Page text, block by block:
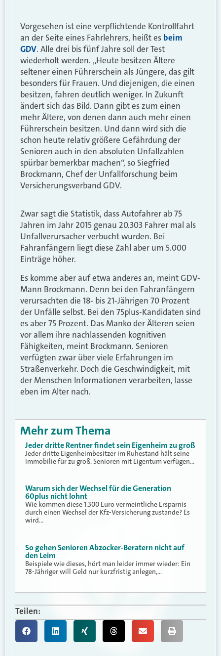
Vorgesehen ist eine verpflichtende Kontrollfahrt
an der Seite eines Fahrlehrers, heißt es beim
GDV. Alle drei bis fünf Jahre soll der Test
wiederholt werden. „Heute besitzen Ältere
seltener einen Führerschein als Jüngere, das gilt
besonders für Frauen. Und diejenigen, die einen
besitzen, fahren deutlich weniger. In Zukunft
ändert sich das Bild. Dann gibt es zum einen
mehr Ältere, von denen dann auch mehr einen
Führerschein besitzen. Und dann wird sich die
schon heute relativ größere Gefährdung der
Senioren auch in den absoluten Unfallzahlen
spürbar bemerkbar machen“, so Siegfried
Brockmann, Chef der Unfallforschung beim
Versicherungsverband GDV.
Zwar sagt die Statistik, dass Autofahrer ab 75
Jahren im Jahr 2015 genau 20.303 Fahrer mal als
Unfallverursacher verbucht wurden. Bei
Fahranfängern liegt diese Zahl aber um 5.000
Einträge höher.
Es komme aber auf etwa anderes an, meint GDV-
Mann Brockmann. Denn bei den Fahranfängern
verursachten die 18- bis 21-Jährigen 70 Prozent
der Unfälle selbst. Bei den 75plus-Kandidaten sind
es aber 75 Prozent. Das Manko der Älteren seien
vor allem ihre nachlassenden kognitiven
Fähigkeiten, meint Brockmann. Senioren
verfügten zwar über viele Erfahrungen im
Straßenverkehr. Doch die Geschwindigkeit, mit
der Menschen Informationen verarbeiten, lasse
eben im Alter nach.
Mehr zum Thema
Jeder dritte Rentner findet sein Eigenheim zu groß
Jeder dritte Eigenheimbesitzer im Ruhestand hält seine
Immobilie für zu groß. Senioren mit Eigentum verfügen…
Warum sich der Wechsel für die Generation
60plus nicht lohnt
Wie kommen diese 1.300 Euro vermeintliche Ersparnis
durch einen Wechsel der Kfz-Versicherung zustande? Es
wird…
So gehen Senioren Abzocker-Beratern nicht auf
den Leim
Beispiele wie dieses, hört man leider immer wieder: Ein
78-Jähriger will Geld nur kurzfristig anlegen,…
Teilen: